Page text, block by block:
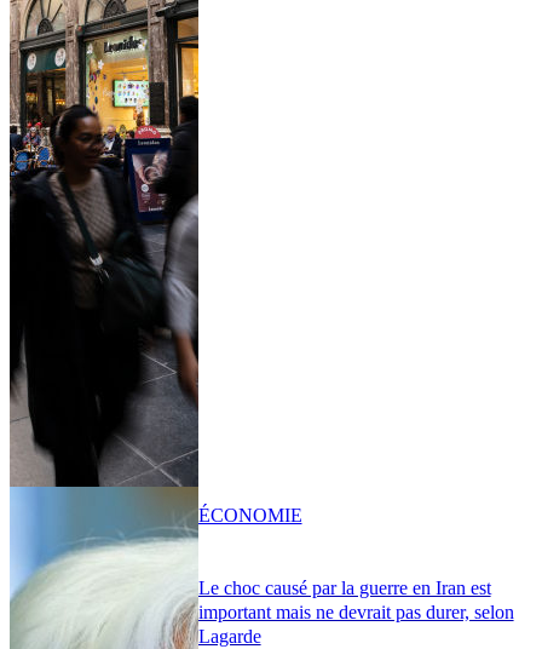
Le choc causé par la guerre en Iran est
important mais ne devrait pas durer, selon
Lagarde
ÉCONOMIE